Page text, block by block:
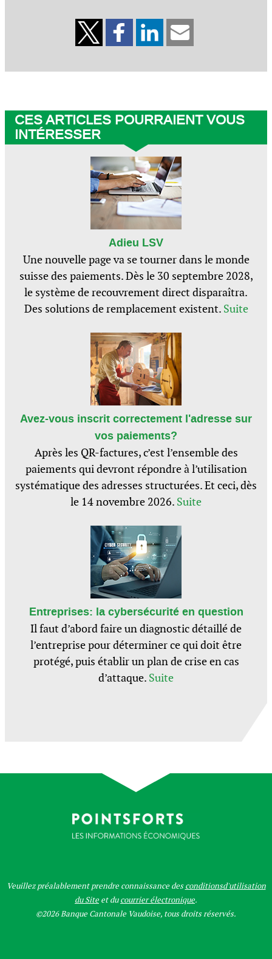
CES ARTICLES POURRAIENT VOUS
INTÉRESSER
Adieu LSV
Une nouvelle page va se tourner dans le monde
suisse des paiements. Dès le 30 septembre 2028,
le système de recouvrement direct disparaîtra.
Des solutions de remplacement existent. Suite
Avez-vous inscrit correctement l'adresse sur
vos paiements?
Après les QR-factures, c’est l’ensemble des
paiements qui devront répondre à l’utilisation
systématique des adresses structurées. Et ceci, dès
le 14 novembre 2026. Suite
Entreprises: la cybersécurité en question
Il faut d’abord faire un diagnostic détaillé de
l’entreprise pour déterminer ce qui doit être
protégé, puis établir un plan de crise en cas
d’attaque. Suite
Veuillez préalablement prendre connaissance desconditionsd'utilisation
du Site et ducourrier électronique.
©2026 Banque Cantonale Vaudoise, tous droits réservés.